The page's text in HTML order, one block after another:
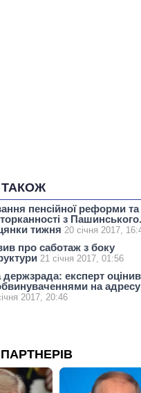
ТАКОЖ
пенсійної реформи та
з Пашинського.
тижня 20 січня 2017,
про саботаж з боку
21 січня 2017, 01:56
держзрада: експерт оцінив
на адресу
2017, 20:46